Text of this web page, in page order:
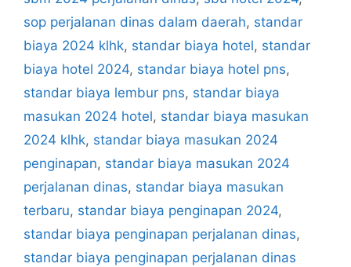
sop perjalanan dinas dalam daerah, standar
biaya 2024 klhk, standar biaya hotel, standar
biaya hotel 2024, standar biaya hotel pns,
standar biaya lembur pns, standar biaya
masukan 2024 hotel, standar biaya masukan
2024 klhk, standar biaya masukan 2024
penginapan, standar biaya masukan 2024
perjalanan dinas, standar biaya masukan
terbaru, standar biaya penginapan 2024,
standar biaya penginapan perjalanan dinas,
standar biaya penginapan perjalanan dinas